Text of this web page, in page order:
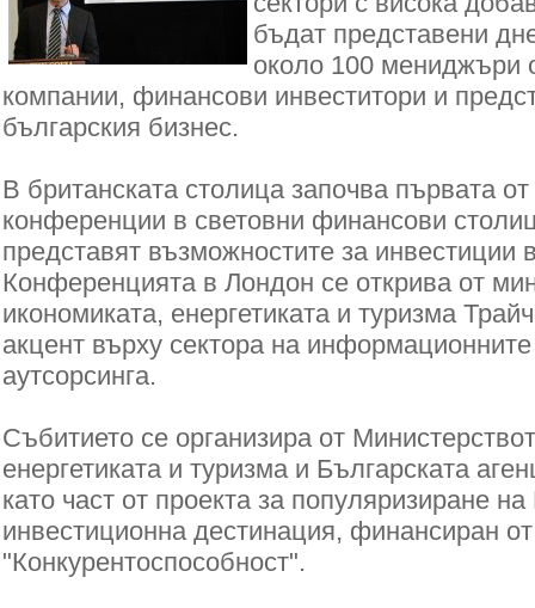
бъдат представени
около 100 мениджъри
компании, финансови инвеститори и
българския бизнес.
В британската столица започва първата
конференции в световни финансови
представят възможностите за инвестиции
Конференцията в Лондон се открива от
икономиката, енергетиката и туризма
акцент върху сектора на
аутсорсинга.
Събитието се организира от
енергетиката и туризма и Българската
като част от проекта за популяризиране
инвестиционна дестинация, финансиран
"Конкурентоспособност".